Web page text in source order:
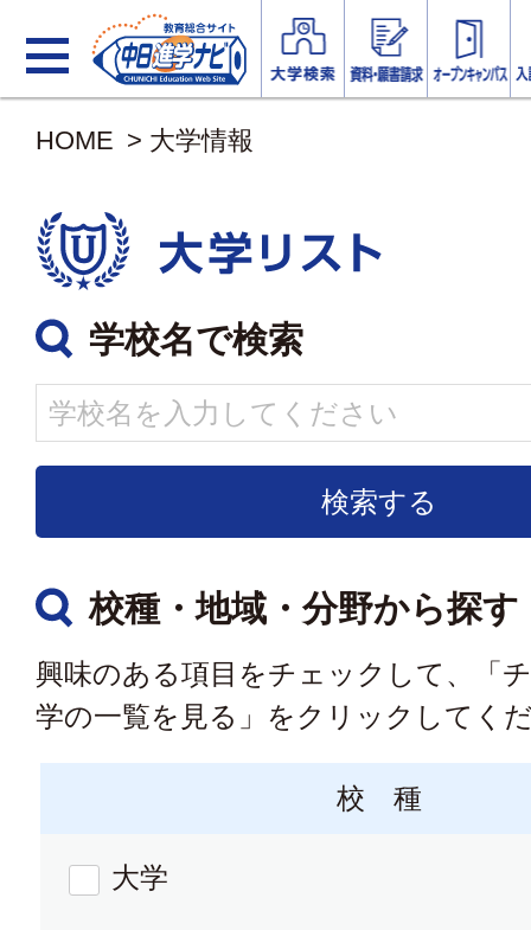
HOME > 大学情報
学校名で検索
校種・地域・分野から探す
興味のある項目をチェックして、「
学の一覧を見る」をクリックしてく
校 種
大学